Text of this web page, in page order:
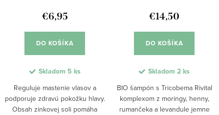
€6,95
DO KOŠÍKA
Skladom 5 ks
Reguluje mastenie vlasov a
podporuje zdravú pokožku hlavy.
Obsah zinkovej soli pomáha
€14,50
DO KOŠÍKA
Skladom 2 ks
BIO šampón s Tricobema Rivital
komplexom z moringy, henny,
rumančeka a levandule jemne